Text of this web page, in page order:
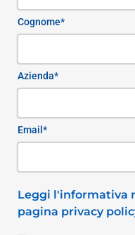
Cognome*
Azienda*
Email*
Leggi l'informativa
pagina privacy